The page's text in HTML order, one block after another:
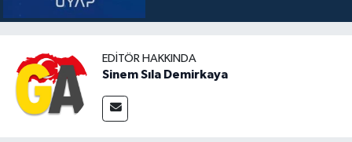
EDITÖR HAKKINDA
Sinem Sıla Demirkaya